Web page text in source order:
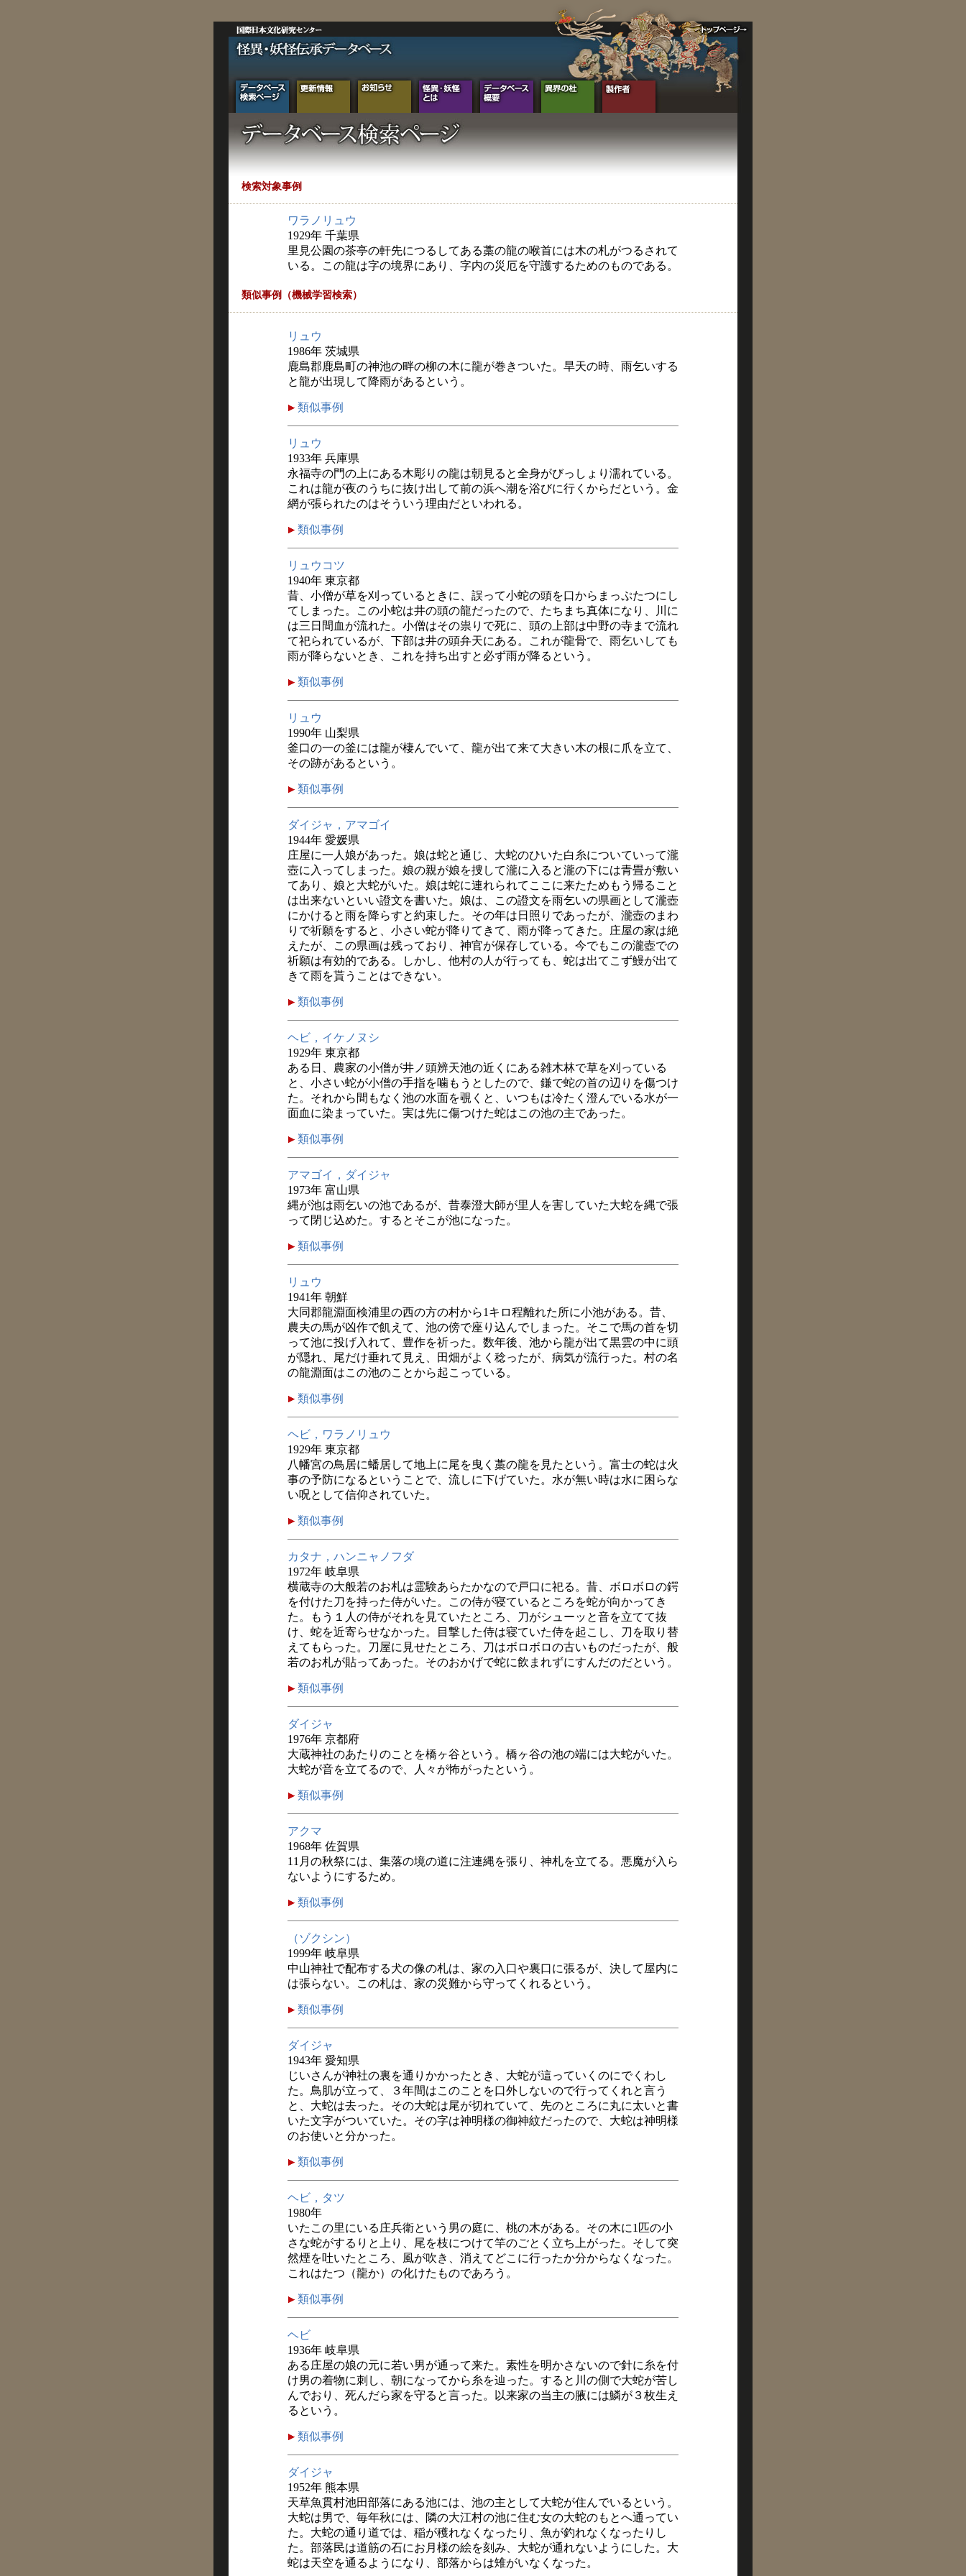
検索対象事例
ワラノリュウ
1929年 千葉県
里見公園の茶亭の軒先につるしてある藁の龍の喉首には木の札がつるされて
いる。この龍は字の境界にあり、字内の災厄を守護するためのものである。
類似事例（機械学習検索）
リュウ
1986年 茨城県
鹿島郡鹿島町の神池の畔の柳の木に龍が巻きついた。旱天の時、雨乞いする
と龍が出現して降雨があるという。
類似事例
リュウ
1933年 兵庫県
永福寺の門の上にある木彫りの龍は朝見ると全身がびっしょり濡れている。
これは龍が夜のうちに抜け出して前の浜へ潮を浴びに行くからだという。金
網が張られたのはそういう理由だといわれる。
類似事例
リュウコツ
1940年 東京都
昔、小僧が草を刈っているときに、誤って小蛇の頭を口からまっぷたつにし
てしまった。この小蛇は井の頭の龍だったので、たちまち真体になり、川に
は三日間血が流れた。小僧はその祟りで死に、頭の上部は中野の寺まで流れ
て祀られているが、下部は井の頭弁天にある。これが龍骨で、雨乞いしても
雨が降らないとき、これを持ち出すと必ず雨が降るという。
類似事例
リュウ
1990年 山梨県
釜口の一の釜には龍が棲んでいて、龍が出て来て大きい木の根に爪を立て、
その跡があるという。
類似事例
ダイジャ，アマゴイ
1944年 愛媛県
庄屋に一人娘があった。娘は蛇と通じ、大蛇のひいた白糸についていって瀧
壺に入ってしまった。娘の親が娘を捜して瀧に入ると瀧の下には青畳が敷い
てあり、娘と大蛇がいた。娘は蛇に連れられてここに来たためもう帰ること
は出来ないといい證文を書いた。娘は、この證文を雨乞いの県画として瀧壺
にかけると雨を降らすと約束した。その年は日照りであったが、瀧壺のまわ
りで祈願をすると、小さい蛇が降りてきて、雨が降ってきた。庄屋の家は絶
えたが、この県画は残っており、神官が保存している。今でもこの瀧壺での
祈願は有効的である。しかし、他村の人が行っても、蛇は出てこず鰻が出て
きて雨を貰うことはできない。
類似事例
ヘビ，イケノヌシ
1929年 東京都
ある日、農家の小僧が井ノ頭辨天池の近くにある雑木林で草を刈っている
と、小さい蛇が小僧の手指を噛もうとしたので、鎌で蛇の首の辺りを傷つけ
た。それから間もなく池の水面を覗くと、いつもは冷たく澄んでいる水が一
面血に染まっていた。実は先に傷つけた蛇はこの池の主であった。
類似事例
アマゴイ，ダイジャ
1973年 富山県
縄が池は雨乞いの池であるが、昔泰澄大師が里人を害していた大蛇を縄で張
って閉じ込めた。するとそこが池になった。
類似事例
リュウ
1941年 朝鮮
大同郡龍淵面検浦里の西の方の村から1キロ程離れた所に小池がある。昔、
農夫の馬が凶作で飢えて、池の傍で座り込んでしまった。そこで馬の首を切
って池に投げ入れて、豊作を祈った。数年後、池から龍が出て黒雲の中に頭
が隠れ、尾だけ垂れて見え、田畑がよく稔ったが、病気が流行った。村の名
の龍淵面はこの池のことから起こっている。
類似事例
ヘビ，ワラノリュウ
1929年 東京都
八幡宮の鳥居に蟠居して地上に尾を曳く藁の龍を見たという。富士の蛇は火
事の予防になるということで、流しに下げていた。水が無い時は水に困らな
い呪として信仰されていた。
類似事例
カタナ，ハンニャノフダ
1972年 岐阜県
横蔵寺の大般若のお札は霊験あらたかなので戸口に祀る。昔、ボロボロの鍔
を付けた刀を持った侍がいた。この侍が寝ているところを蛇が向かってき
た。もう１人の侍がそれを見ていたところ、刀がシューッと音を立てて抜
け、蛇を近寄らせなかった。目撃した侍は寝ていた侍を起こし、刀を取り替
えてもらった。刀屋に見せたところ、刀はボロボロの古いものだったが、般
若のお札が貼ってあった。そのおかげで蛇に飲まれずにすんだのだという。
類似事例
ダイジャ
1976年 京都府
大蔵神社のあたりのことを橋ヶ谷という。橋ヶ谷の池の端には大蛇がいた。
大蛇が音を立てるので、人々が怖がったという。
類似事例
アクマ
1968年 佐賀県
11月の秋祭には、集落の境の道に注連縄を張り、神札を立てる。悪魔が入ら
ないようにするため。
類似事例
（ゾクシン）
1999年 岐阜県
中山神社で配布する犬の像の札は、家の入口や裏口に張るが、決して屋内に
は張らない。この札は、家の災難から守ってくれるという。
類似事例
ダイジャ
1943年 愛知県
じいさんが神社の裏を通りかかったとき、大蛇が這っていくのにでくわし
た。鳥肌が立って、３年間はこのことを口外しないので行ってくれと言う
と、大蛇は去った。その大蛇は尾が切れていて、先のところに丸に太いと書
いた文字がついていた。その字は神明様の御神紋だったので、大蛇は神明様
のお使いと分かった。
類似事例
ヘビ，タツ
1980年
いたこの里にいる庄兵衛という男の庭に、桃の木がある。その木に1匹の小
さな蛇がするりと上り、尾を枝につけて竿のごとく立ち上がった。そして突
然煙を吐いたところ、風が吹き、消えてどこに行ったか分からなくなった。
これはたつ（龍か）の化けたものであろう。
類似事例
ヘビ
1936年 岐阜県
ある庄屋の娘の元に若い男が通って来た。素性を明かさないので針に糸を付
け男の着物に刺し、朝になってから糸を辿った。すると川の側で大蛇が苦し
んでおり、死んだら家を守ると言った。以来家の当主の腋には鱗が３枚生え
るという。
類似事例
ダイジャ
1952年 熊本県
天草魚貫村池田部落にある池には、池の主として大蛇が住んでいるという。
大蛇は男で、毎年秋には、隣の大江村の池に住む女の大蛇のもとへ通ってい
た。大蛇の通り道では、稲が穫れなくなったり、魚が釣れなくなったりし
た。部落民は道筋の石にお月様の絵を刻み、大蛇が通れないようにした。大
蛇は天空を通るようになり、部落からは雉がいなくなった。